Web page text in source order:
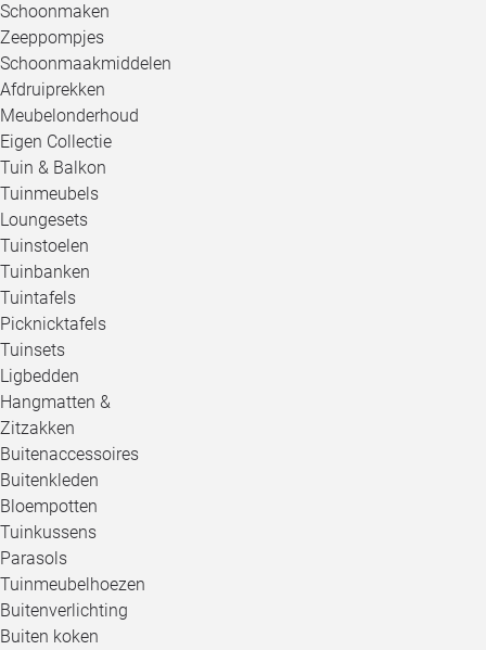
Schoonmaken
Zeeppompjes
Schoonmaakmiddelen
Afdruiprekken
Meubelonderhoud
Eigen Collectie
Tuin & Balkon
Tuinmeubels
Loungesets
Tuinstoelen
Tuinbanken
Tuintafels
Picknicktafels
Tuinsets
Ligbedden
Hangmatten &
Zitzakken
Buitenaccessoires
Buitenkleden
Bloempotten
Tuinkussens
Parasols
Tuinmeubelhoezen
Buitenverlichting
Buiten koken